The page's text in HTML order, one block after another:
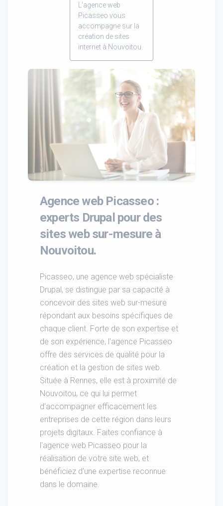
L'agence web
Picasseo vous
accompagne sur la
création de sites
internet à Nouvoitou.
Agence web Picasseo :
experts Drupal pour des
sites web sur-mesure à
Nouvoitou.
Picasseo, une agence web spécialiste
Drupal, se distingue par sa capacité à
concevoir des sites web sur-mesure
répondant aux besoins spécifiques de
chaque client. Forte de son expertise et
de son expérience, l'agence Picasseo
offre des services de qualité pour la
création et la gestion de sites web.
Située à Rennes, elle est à proximité de
Nouvoitou, ce qui lui permet
d'accompagner efficacement les
entreprises de cette région dans leurs
projets digitaux. Faites confiance à
l'agence web Picasseo pour la
réalisation de votre site web, et
bénéficiez d'une expertise reconnue
dans le domaine.